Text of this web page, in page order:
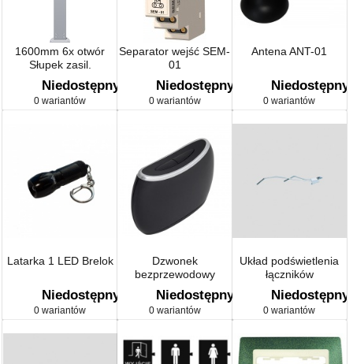
1600mm 6x otwór
Słupek zasil.
Niedostępny
0 wariantów
Separator wejść SEM-
01
Niedostępny
0 wariantów
Antena ANT-01
Niedostępny
0 wariantów
Latarka 1 LED Brelok
Niedostępny
0 wariantów
Dzwonek
bezprzewodowy
TONO
Niedostępny
0 wariantów
Układ podświetlenia
łączników
Niedostępny
0 wariantów